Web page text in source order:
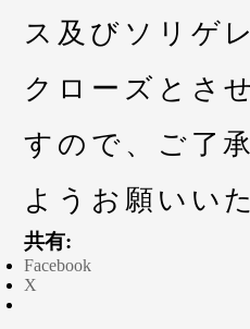
ス及びソリゲ
クローズとさ
すので、ご了
ようお願いい
共有:
Facebook
X